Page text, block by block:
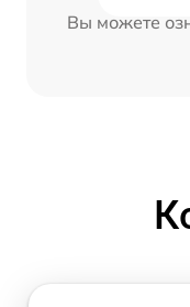
Вы можете